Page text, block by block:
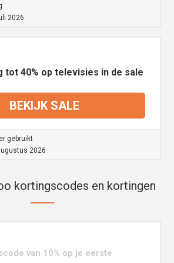
2026
tot 40% op televisies in de sale
BEKIJK SALE
gebruikt
2026
kortingscodes en kortingen
van 10% op je eerste